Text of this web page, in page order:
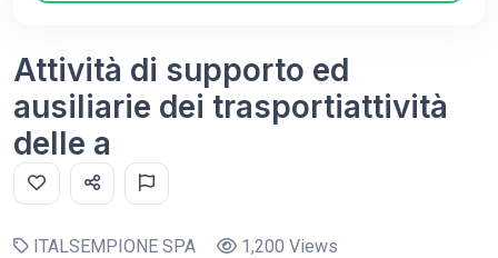
Attività di supporto ed
ausiliarie dei trasportiattività
delle a
ITALSEMPIONE SPA
1,200 Views